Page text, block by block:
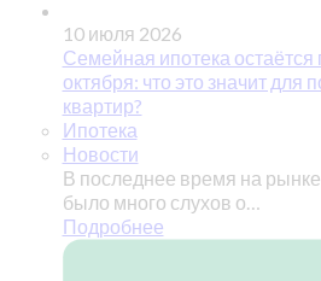
10 июля 2026
Семейная ипотека
октября: что это значит для
квартир?
Ипотека
Новости
В последнее время на
было много слухов о…
Подробнее